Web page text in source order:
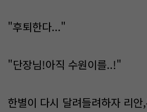
"후퇴한다..."
"단장님!아직 수원이를..!"
한별이 다시 달려들려하자 리